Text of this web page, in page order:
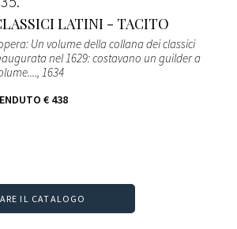
LATINI - TACITO
Un volume della collana dei classici
nel 1629: costavano un guilder a
, 1634
€ 438
IL CATALOGO